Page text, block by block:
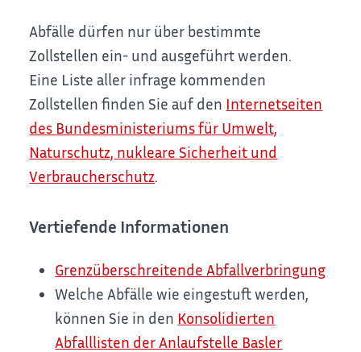
Abfälle dürfen nur über bestimmte
Zollstellen ein- und ausgeführt werden.
Eine Liste aller infrage kommenden
Zollstellen finden Sie auf den Internetseiten
des Bundesministeriums für Umwelt,
Naturschutz, nukleare Sicherheit und
Verbraucherschutz.
Vertiefende Informationen
Grenzüberschreitende Abfallverbringung
Welche Abfälle wie eingestuft werden,
können Sie in den Konsolidierten
Abfalllisten der Anlaufstelle Basler